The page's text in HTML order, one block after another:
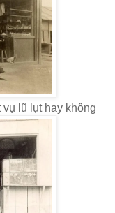
lũ lụt hay không